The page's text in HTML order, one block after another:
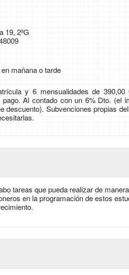
19, 2ºG
mañana o tarde
y 6 mensualidades de 390,00
Al contado con un 6% Dto. (el
descuento). Subvenciones propias
tareas que pueda realizar de
en la programación de estos